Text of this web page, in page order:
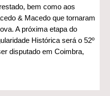
bem como aos
& Macedo que tornaram
A próxima etapa do
Histórica será o 52º
disputado em Coimbra,